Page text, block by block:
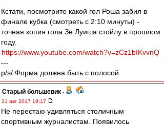
Кстати, посмотрите какой гол Роша забил в
финале кубка (смотреть с 2:10 минуты) -
точная копия гола Зе Луиша стойлу в прошлом
году.
https://www.youtube.com/watch?v=zCz1bIKvvnQ
---
p/s/ Форма должна быть с полосой
Старый большевик -
31 авг 2017 19:17
Не перестаю удивляться столичным
спортивным журналистам. Появилось